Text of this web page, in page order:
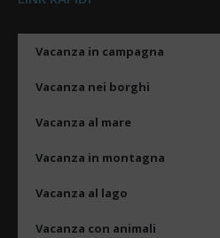
Vacanza in campagna
Vacanza nei borghi
Vacanza al mare
Vacanza in montagna
Vacanza al lago
Vacanza con animali